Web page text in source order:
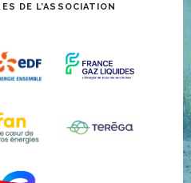
DE L’ASSOCIATION